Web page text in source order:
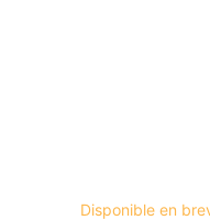
Disponible en